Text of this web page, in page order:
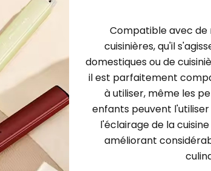
Compatible avec
cuisinières, qu'il
domestiques ou de
il est parfaitement
à utiliser, même les
enfants peuvent
l'éclairage de la
améliorant